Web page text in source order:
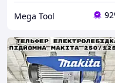
Mega Tool